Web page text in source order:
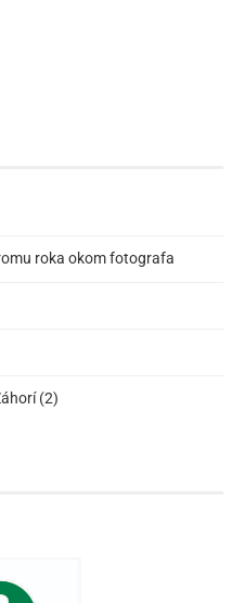
roka okom fotografa
(2)